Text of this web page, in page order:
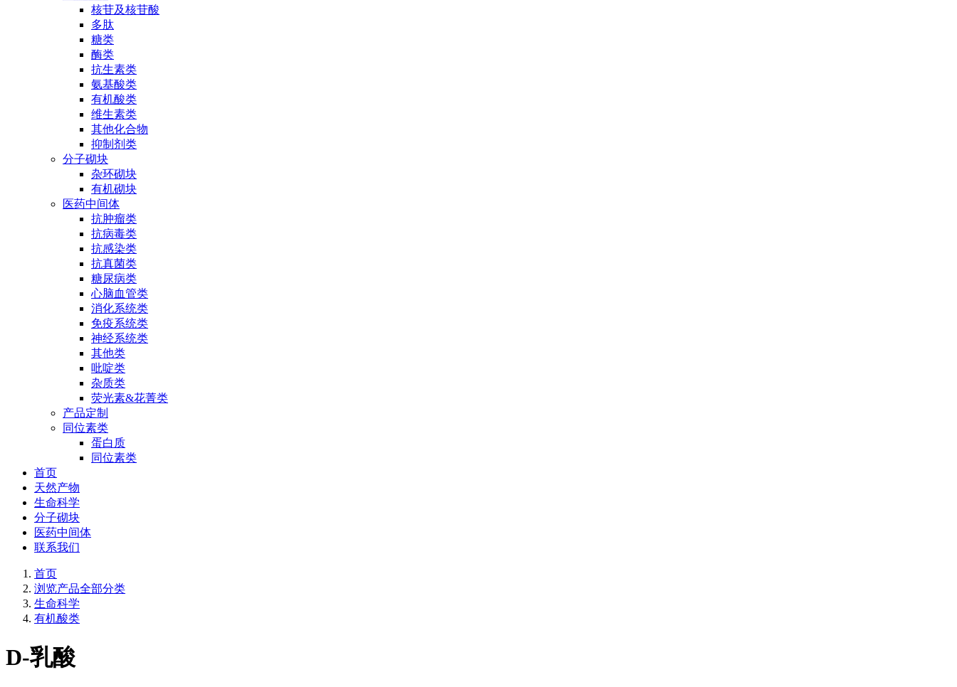
核苷及核苷酸
多肽
糖类
酶类
抗生素类
氨基酸类
有机酸类
维生素类
其他化合物
抑制剂类
分子砌块
杂环砌块
有机砌块
医药中间体
抗肿瘤类
抗病毒类
抗感染类
抗真菌类
糖尿病类
心脑血管类
消化系统类
免疫系统类
神经系统类
其他类
吡啶类
杂质类
荧光素&花菁类
产品定制
同位素类
蛋白质
同位素类
首页
天然产物
生命科学
分子砌块
医药中间体
联系我们
首页
浏览产品全部分类
生命科学
有机酸类
D-乳酸